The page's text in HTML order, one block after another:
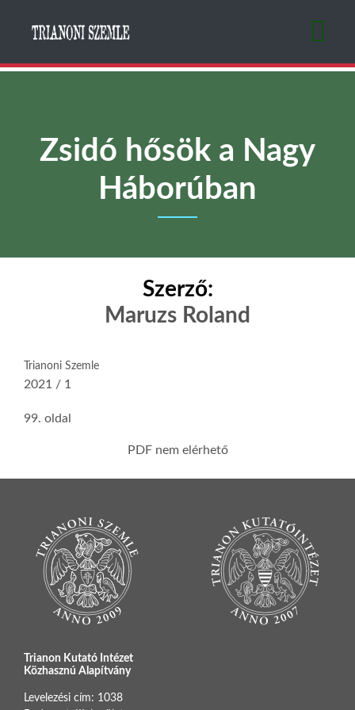
Zsidó hősök a Nagy
Háborúban
Szerző:
Maruzs Roland
Trianoni Szemle
2021 / 1
99. oldal
PDF nem elérhető
Trianon Kutató Intézet
Közhasznú Alapítvány
Levelezési cím: 1038